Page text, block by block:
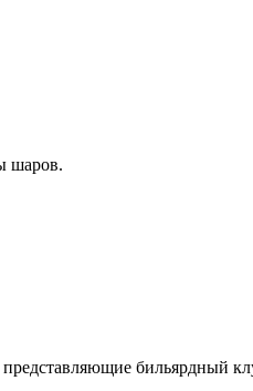
шаров.
бильярдный